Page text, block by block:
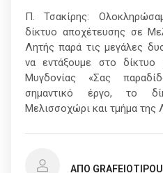
Π. Τσακίρης:
δίκτυο αποχέτευσης σε
Λητής παρά τις μεγάλες
να εντάξουμε στο δίκτυο
Μυγδονίας «Σας
σημαντικό έργο, το
Μελισσοχώρι και τμήμα της
ΑΠΌ GRAFEIOTIPOU